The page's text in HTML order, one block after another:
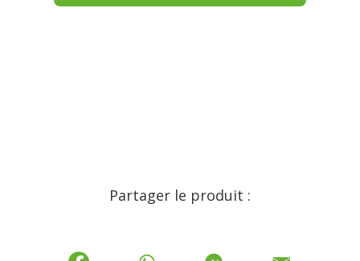
Partager le produit :